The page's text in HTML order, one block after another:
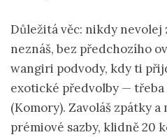
Důležitá věc: nikdy nevolej
neznáš, bez předchozího
wangiri podvody, kdy ti
exotické předvolby — třeba
(Komory). Zavoláš zpátky
prémiové sazby, klidně 20